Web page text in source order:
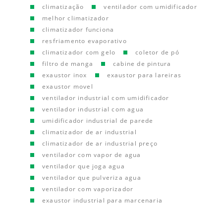
climatização
ventilador com umidificador
melhor climatizador
climatizador funciona
resfriamento evaporativo
climatizador com gelo
coletor de pó
filtro de manga
cabine de pintura
exaustor inox
exaustor para lareiras
exaustor movel
ventilador industrial com umidificador
ventilador industrial com agua
umidificador industrial de parede
climatizador de ar industrial
climatizador de ar industrial preço
ventilador com vapor de agua
ventilador que joga agua
ventilador que pulveriza agua
ventilador com vaporizador
exaustor industrial para marcenaria